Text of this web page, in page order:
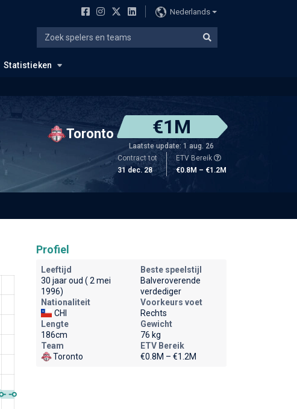
Nederlands
Statistieken
Toronto €1M
Laatste update: 1 aug. 26
Contract tot
31 dec. 28
ETV Bereik
€0.8M – €1.2M
Profiel
Leeftijd
30 jaar oud ( 2 mei
1996)
Beste speelstijl
Balveroverende
verdediger
Nationaliteit
CHI
Voorkeurs voet
Rechts
Lengte
186cm
Gewicht
76 kg
Team
Toronto
ETV Bereik
€0.8M – €1.2M